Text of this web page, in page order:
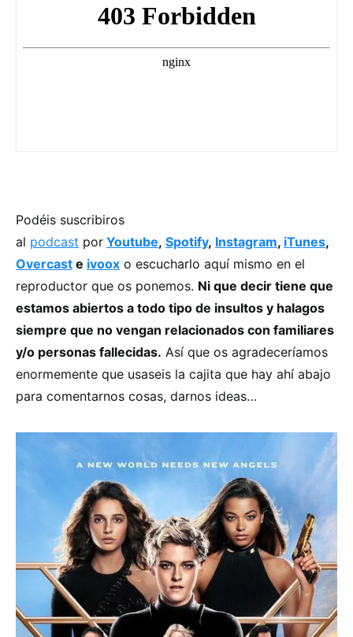
Podéis suscribiros
al podcast por Youtube, Spotify, Instagram, iTunes,
Overcast e ivoox o escucharlo aquí mismo en el
reproductor que os ponemos. Ni que decir tiene que
estamos abiertos a todo tipo de insultos y halagos
siempre que no vengan relacionados con familiares
y/o personas fallecidas. Así que os agradeceríamos
enormemente que usaseis la cajita que hay ahí abajo
para comentarnos cosas, darnos ideas…